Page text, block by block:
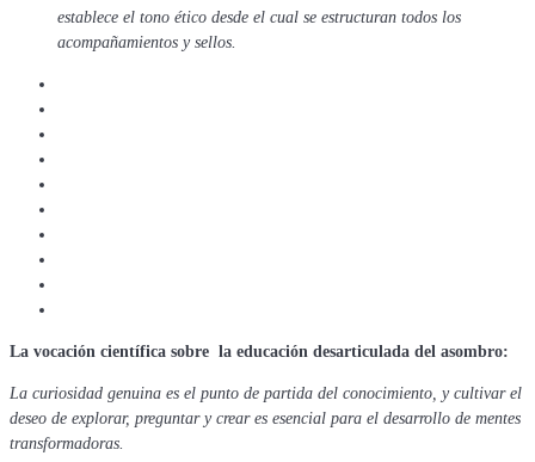
establece el tono ético desde el cual se estructuran todos los
acompañamientos y sellos.
La vocación científica sobre la educación desarticulada del asombro:
La curiosidad genuina es el punto de partida del conocimiento, y cultivar el
deseo de explorar, preguntar y crear es esencial para el desarrollo de mentes
transformadoras.